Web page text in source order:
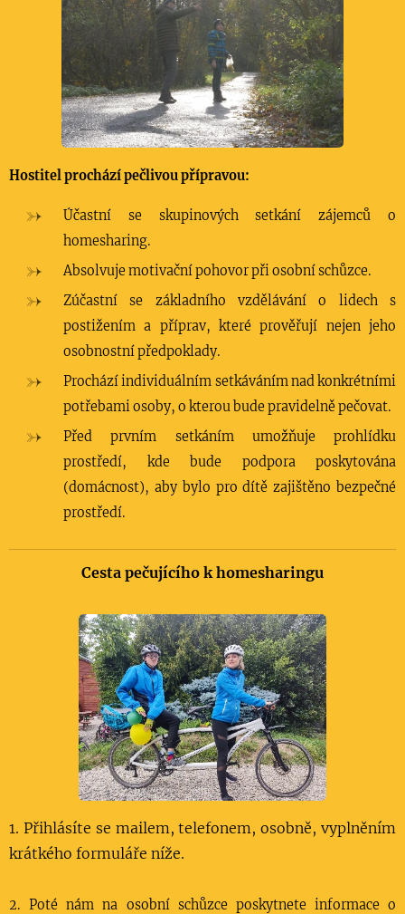
Hostitel prochází pečlivou přípravou:
Účastní se skupinových setkání zájemců o
homesharing.
Absolvuje motivační pohovor při osobní schůzce.
Zúčastní se základního vzdělávání o lidech s
postižením a příprav, které prověřují nejen jeho
osobnostní předpoklady.
Prochází individuálním setkáváním nad konkrétními
potřebami osoby, o kterou bude pravidelně pečovat.
Před prvním setkáním umožňuje prohlídku
prostředí, kde bude podpora poskytována
(domácnost), aby bylo pro dítě zajištěno bezpečné
prostředí.
Cesta pečujícího k homesharingu
1. Přihlásíte se mailem, telefonem, osobně, vyplněním
krátkého formuláře níže.
2. Poté nám na osobní schůzce poskytnete informace o